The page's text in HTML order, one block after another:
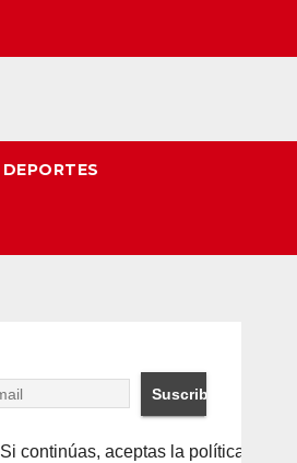
DEPORTES
Si continúas, aceptas la política de